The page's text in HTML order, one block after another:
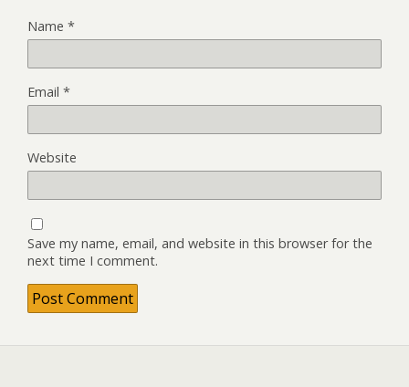
Name *
Email *
Website
Save my name, email, and website in this browser for the
next time I comment.